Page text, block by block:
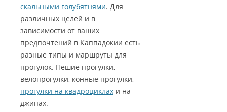
скальными голубятнями. Для
различных целей и в
зависимости от ваших
предпочтений в Каппадокии есть
разные типы и маршруты для
прогулок. Пешие прогулки,
велопрогулки, конные прогулки,
прогулки на квадроциклах и на
джипах.